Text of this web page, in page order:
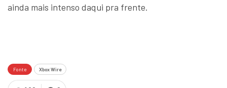
ainda mais intenso daqui pra frente.
Fonte Xbox Wire